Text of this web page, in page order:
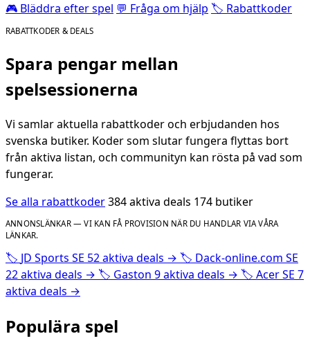
🎮 Bläddra efter spel 💬 Fråga om hjälp 🏷️ Rabattkoder
RABATTKODER & DEALS
Spara pengar mellan
spelsessionerna
Vi samlar aktuella rabattkoder och erbjudanden hos
svenska butiker. Koder som slutar fungera flyttas bort
från aktiva listan, och communityn kan rösta på vad som
fungerar.
Se alla rabattkoder384 aktiva deals 174 butiker
ANNONSLÄNKAR — VI KAN FÅ PROVISION NÄR DU HANDLAR VIA VÅRA
LÄNKAR.
🏷️ JD Sports SE 52 aktiva deals → 🏷️ Dack-online.com SE
22 aktiva deals → 🏷️ Gaston 9 aktiva deals → 🏷️ Acer SE 7
aktiva deals →
Populära spel